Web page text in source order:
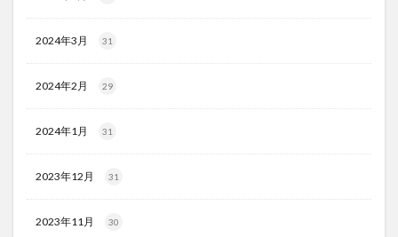
2024年3月 31
2024年2月 29
2024年1月 31
2023年12月 31
2023年11月 30